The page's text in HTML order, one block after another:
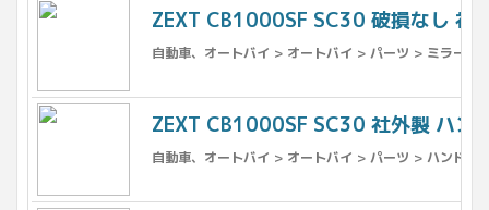
ZEXT CB1000SF SC30 破損なし 社
自動車、オートバイ > オートバイ > パーツ > ミラー
ZEXT CB1000SF SC30 社外製 ハン
自動車、オートバイ > オートバイ > パーツ > ハンドル